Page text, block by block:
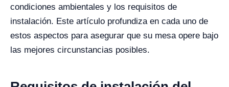
condiciones ambientales y los requisitos de
instalación. Este artículo profundiza en cada uno de
estos aspectos para asegurar que su mesa opere bajo
las mejores circunstancias posibles.